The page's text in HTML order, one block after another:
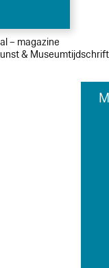
– magazine
& Museumtijdschrift